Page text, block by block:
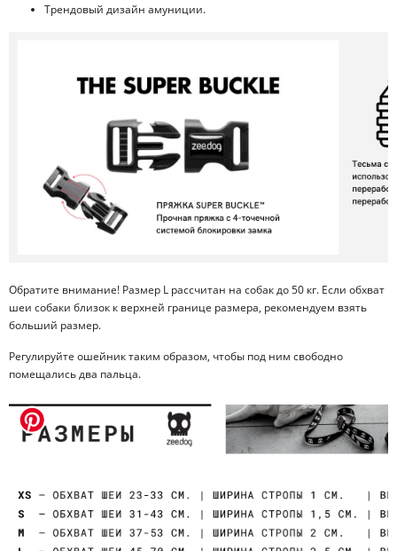
Трендовый дизайн амуниции.
Обратите внимание! Размер L рассчитан на собак до 50 кг. Если обхват
шеи собаки близок к верхней границе размера, рекомендуем взять
больший размер.
Регулируйте ошейник таким образом, чтобы под ним свободно
помещались два пальца.